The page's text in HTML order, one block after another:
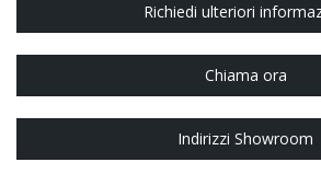
Richiedi ulteriori
Chiama ora
Indirizzi Showroom